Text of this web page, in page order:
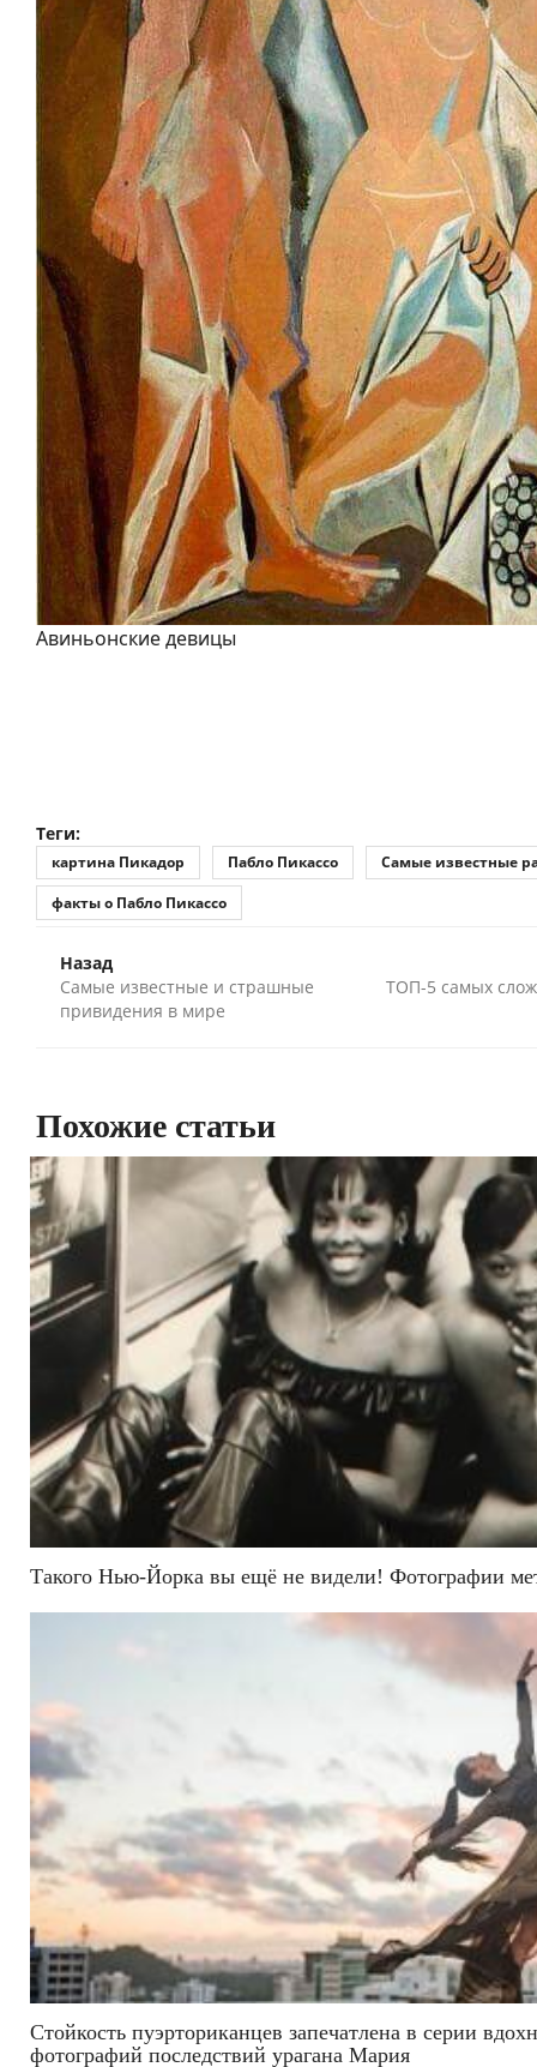
Авиньонские девицы
Теги:
картина Пикадор Пабло Пикассо
Самые известные
факты о Пабло Пикассо
Назад
Самые известные и страшные
привидения в мире
ТОП-5 самых
Похожие статьи
Такого Нью-Йорка вы ещё не видели! Фотографии
Стойкость пуэрториканцев запечатлена в серии
фотографий последствий урагана Мария